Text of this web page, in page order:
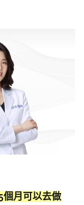
個月可以去做